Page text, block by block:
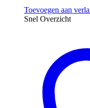
Toevoegen aan
Snel Overzicht